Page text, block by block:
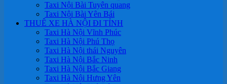
Taxi Nội Bài Tuyên quang
Taxi Nội Bài Yên Bái
THUÊ XE HÀ NỘI ĐI TỈNH
Taxi Hà Nội Vĩnh Phúc
Taxi Hà Nội Phú Thọ
Taxi Hà Nội thái Nguyên
Taxi Hà Nội Bắc Ninh
Taxi Hà Nội Bắc Giang
Taxi Hà Nội Hưng Yên